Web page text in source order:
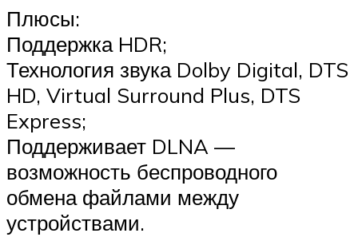
Плюсы:
Поддержка HDR;
Технология звука Dolby Digital, DTS
HD, Virtual Surround Plus, DTS
Express;
Поддерживает DLNA —
возможность беспроводного
обмена файлами между
устройствами.